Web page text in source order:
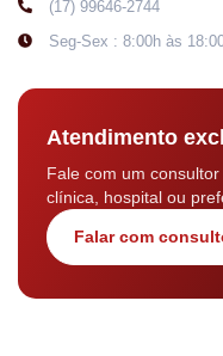
(17) 99646-2744
Seg-Sex : 8:00h às
Atendimento
Fale com um
clínica, hospital ou
Falar com